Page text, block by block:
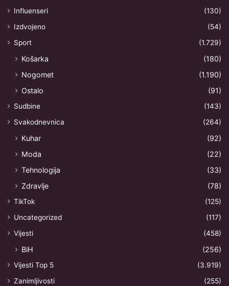
Influenseri
(130)
Izdvojeno
(54)
Sport
(1.729)
Košarka
(180)
Nogomet
(1.190)
Ostalo
(91)
Sudbine
(143)
Svakodnevnica
(264)
Kuhar
(92)
Moda
(22)
Tehnologija
(33)
Zdravlje
(78)
TikTok
(125)
Uncategorized
(117)
Vijesti
(458)
BiH (256)
Vijesti Top 5
(3.919)
Zanimljivosti
(255)